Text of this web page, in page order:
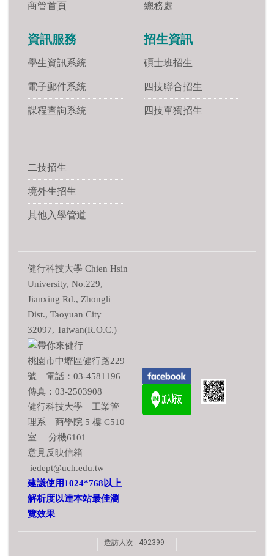
商管首頁 總務處
資訊服務
學生資訊系統
電子郵件系統
課程查詢系統
招生資訊
碩士班招生
四技聯合招生
四技單獨招生
二技招生
境外生招生
其他入學管道
健行科技大學 Chien Hsin
University, No.229,
Jianxing Rd., Zhongli
Dist., Taoyuan City
32097, Taiwan(R.O.C.)
桃園市中壢區健行路229
號 電話：03-4581196
傳真：03-2503908
健行科技大學 工業管
理系 商學院 5 樓 C510
室 分機6101
意見反映信箱
iedept@uch.edu.tw
建議使用1024*768以上
解析度以達本站最佳瀏
覽效果
造訪人次 : 492399